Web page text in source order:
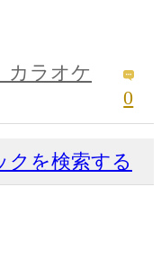
カラオケ
0
クを検索する